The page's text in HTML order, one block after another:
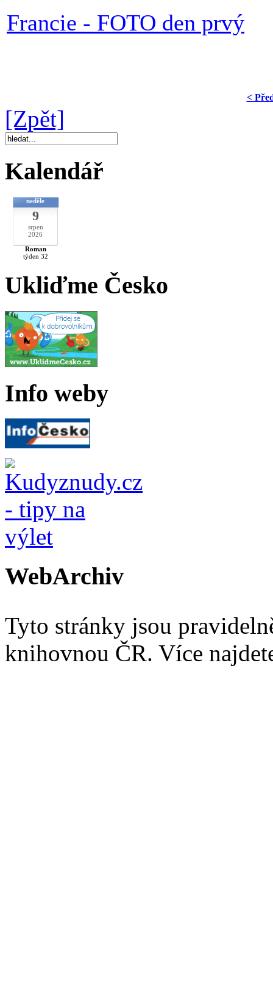
Francie - FOTO den prvý
<
[Zpět]
Kalendář
neděle
9
srpen
2026
Roman
týden 32
Ukliďme Česko
Info weby
WebArchiv
Tyto stránky jsou
knihovnou ČR. Více